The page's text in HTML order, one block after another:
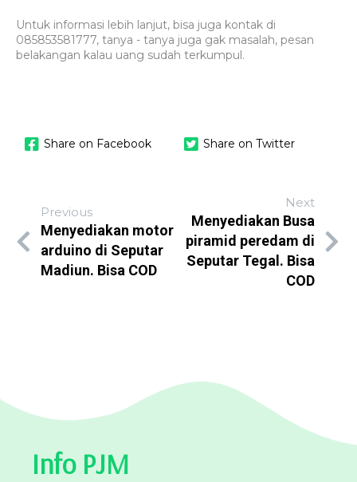
Untuk informasi lebih lanjut, bisa juga kontak di
085853581777, tanya - tanya juga gak masalah, pesan
belakangan kalau uang sudah terkumpul.
Share on Facebook Share on Twitter
Previous
Menyediakan motor
arduino di Seputar
Madiun. Bisa COD
Next
Menyediakan Busa
piramid peredam di
Seputar Tegal. Bisa
COD
Info PJM